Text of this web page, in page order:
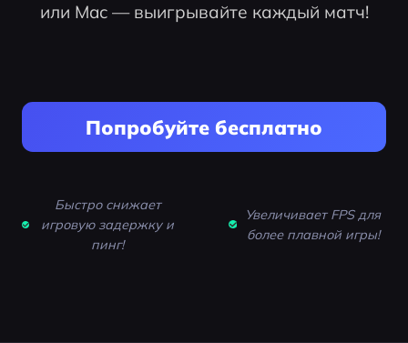
или Mac — выигрывайте каждый матч!
Попробуйте бесплатно
Быстро снижает
игровую задержку и
пинг!
Увеличивает FPS для
более плавной игры!